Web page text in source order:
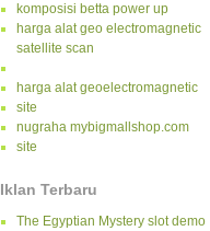
komposisi betta power up
harga alat geo electromagnetic
satellite scan
harga alat geoelectromagnetic
site
nugraha mybigmallshop.com
site
Iklan Terbaru
The Egyptian Mystery slot demo